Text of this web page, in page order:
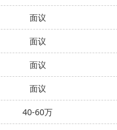
面议
面议
面议
面议
40-60万